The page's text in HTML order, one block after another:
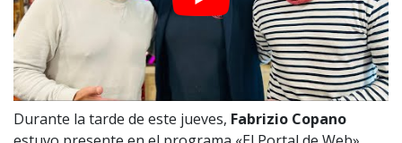
Durante la tarde de este jueves, Fabrizio Copano